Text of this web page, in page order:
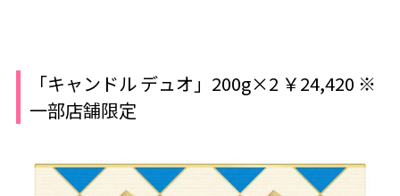
「キャンドル デュオ」200g×2 ￥24,420 ※
一部店舗限定